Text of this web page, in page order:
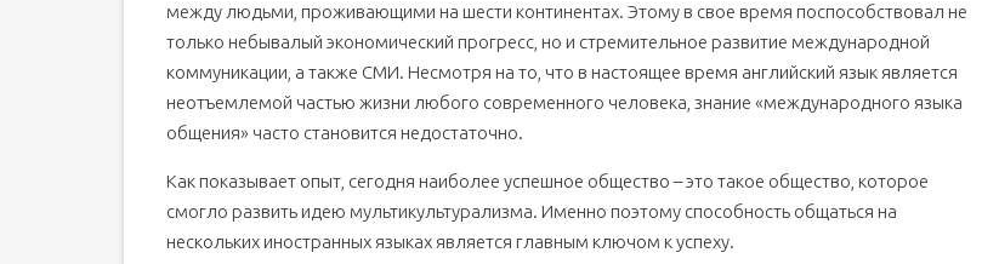
между людьми, проживающими на шести континентах. Этому в свое время поспособствовал не
только небывалый экономический прогресс, но и стремительное развитие международной
коммуникации, а также СМИ. Несмотря на то, что в настоящее время английский язык является
неотъемлемой частью жизни любого современного человека, знание «международного языка
общения» часто становится недостаточно.
Как показывает опыт, сегодня наиболее успешное общество – это такое общество, которое
смогло развить идею мультикультурализма. Именно поэтому способность общаться на
нескольких иностранных языках является главным ключом к успеху.